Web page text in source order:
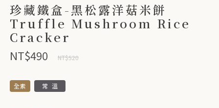
珍藏鐵盒-黑松露洋菇米餅
Truffle Mushroom Rice
Cracker
NT$490 NT$520
全素 常溫